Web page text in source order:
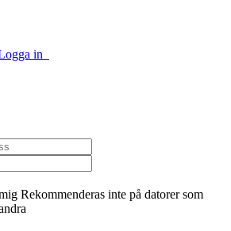
in
Rekommenderas inte på datorer som